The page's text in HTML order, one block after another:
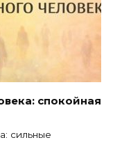
спокойная
сильные